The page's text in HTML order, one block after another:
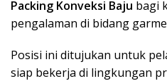
Packing Konveksi Baju bagi
pengalaman di bidang
Posisi ini ditujukan untuk
siap bekerja di lingkungan